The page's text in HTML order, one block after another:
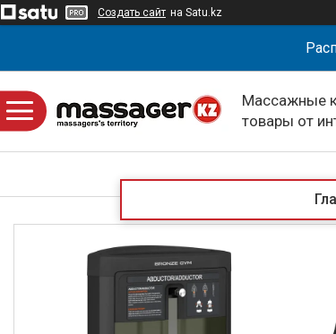
Создать сайт на Satu.kz
Массажные
товары от